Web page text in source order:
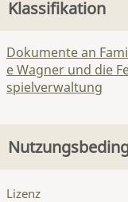
Klassifikation
Dokumente an
e Wagner und die
spielverwaltung
Lizenz